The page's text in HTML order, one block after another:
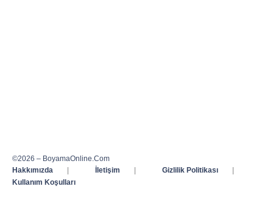
©2026 – BoyamaOnline.Com
Hakkımızda
| İletişim | Gizlilik Politikası
|
Kullanım Koşulları